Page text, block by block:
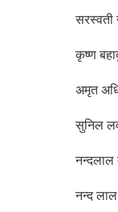
कृष्ण
अमृत
सुनिल
नन्दलाल
नन्द